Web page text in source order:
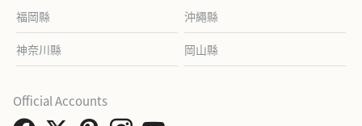
福岡縣 沖繩縣
神奈川縣 岡山縣
Official Accounts